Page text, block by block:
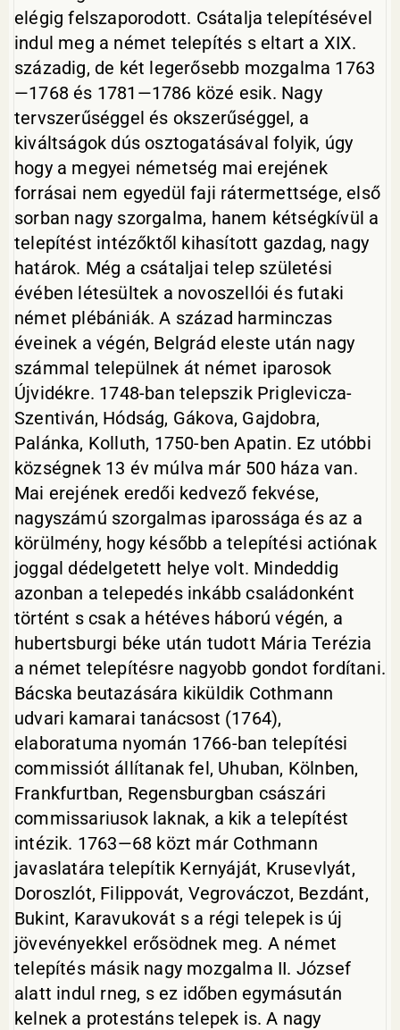
elégig felszaporodott. Csátalja telepítésével
indul meg a német telepítés s eltart a XIX.
századig, de két legerősebb mozgalma 1763
—1768 és 1781—1786 közé esik. Nagy
tervszerűséggel és okszerűséggel, a
kiváltságok dús osztogatásával folyik, úgy
hogy a megyei németség mai erejének
forrásai nem egyedül faji rátermettsége, első
sorban nagy szorgalma, hanem kétségkívül a
telepítést intézőktől kihasított gazdag, nagy
határok. Még a csátaljai telep születési
évében létesültek a novoszellói és futaki
német plébániák. A század harminczas
éveinek a végén, Belgrád eleste után nagy
számmal települnek át német iparosok
Újvidékre. 1748-ban telepszik Priglevicza-
Szentiván, Hódság, Gákova, Gajdobra,
Palánka, Kolluth, 1750-ben Apatin. Ez utóbbi
községnek 13 év múlva már 500 háza van.
Mai erejének eredői kedvező fekvése,
nagyszámú szorgalmas iparossága és az a
körülmény, hogy később a telepítési actiónak
joggal dédelgetett helye volt. Mindeddig
azonban a telepedés inkább családonként
történt s csak a hétéves háború végén, a
hubertsburgi béke után tudott Mária Terézia
a német telepítésre nagyobb gondot fordítani.
Bácska beutazására kiküldik Cothmann
udvari kamarai tanácsost (1764),
elaboratuma nyomán 1766-ban telepítési
commissiót állítanak fel, Uhuban, Kölnben,
Frankfurtban, Regensburgban császári
commissariusok laknak, a kik a telepítést
intézik. 1763—68 közt már Cothmann
javaslatára telepítik Kernyáját, Krusevlyát,
Doroszlót, Filippovát, Vegrováczot, Bezdánt,
Bukint, Karavukovát s a régi telepek is új
jövevényekkel erősödnek meg. A német
telepítés másik nagy mozgalma II. József
alatt indul rneg, s ez időben egymásután
kelnek a protestáns telepek is. A nagy